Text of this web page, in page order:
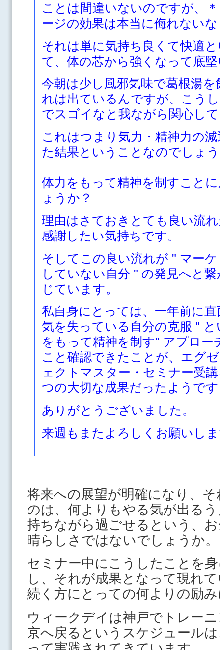
ことは間違いないのですが、
ージの効果は本当に侮れない
それは単に気持ち良くて快適
て、体の芯から強くなって底
今朝は少し風邪気味で葛根湯
れは出ているんですが、こう
でスゴイなと我ながら関心し
これはつまり気力・精神力の
た結果ということなのでしょ
体力をもって精神を制すこと
ょうか？
理由はさておきとても良い流
感謝したい気持ちです。
そしてこの良い流れが " マー
していない自分 " の発見へと
じています。
私自身にとっては、一年前に
気を失っている自分の克服 "
をもって精神を制す" アプロ
こと確認できたことが、エグ
ェクトマスター・セミナー受
つの大切な成果だったようで
ありがとうございました。
来週もまたよろしくお願いし
将来への展望が明確になり、
のは、何よりもやる気が出る
持ちながら過ごせるという、
晴らしさではないでしょうか。
セミナー中にこうしたことを
し、それが成果となって現れ
続く方にとっての何よりの励
ウィークデイは神戸でトレー
京へ戻るというスケジュール